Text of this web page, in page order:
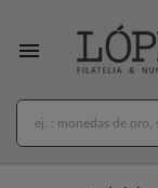
